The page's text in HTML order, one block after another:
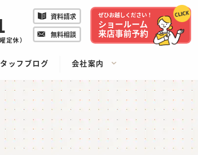
休）
資料請求
無料相談
ぜひお越しください！
ショールーム
来店事前予約
ッフブログ 会社案内